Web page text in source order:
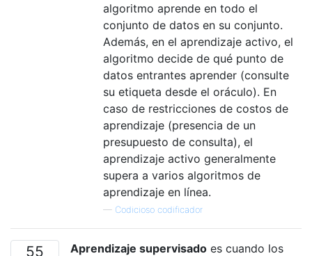
algoritmo aprende en todo el
conjunto de datos en su conjunto.
Además, en el aprendizaje activo, el
algoritmo decide de qué punto de
datos entrantes aprender (consulte
su etiqueta desde el oráculo). En
caso de restricciones de costos de
aprendizaje (presencia de un
presupuesto de consulta), el
aprendizaje activo generalmente
supera a varios algoritmos de
aprendizaje en línea.
— Codicioso codificador
55 Aprendizaje supervisado es cuando los